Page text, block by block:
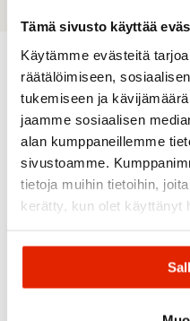
Tämä sivusto käyttää
Käytämme evästeitä
räätälöimiseen,
tukemiseen ja
jaamme sosiaalisen
alan kumppaneillemme
sivustoamme.
tietoja muihin tietoihin,
kerätty, kun olet käyttänyt
ALE